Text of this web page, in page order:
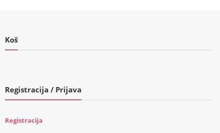
Koš
Registracija / Prijava
Registracija